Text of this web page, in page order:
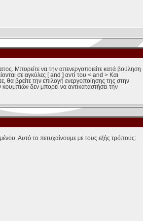
Μπορείτε να την απενεργοποιείτε κατά βούληση
σε αγκύλες [ and ] αντί του < and > Και
θα βρείτε την επιλογή ενεργοποίησης της στην
δεν μπορεί να αντικαταστήσει την
Αυτό το πετυχαίνουμε με τους εξής τρόπους: